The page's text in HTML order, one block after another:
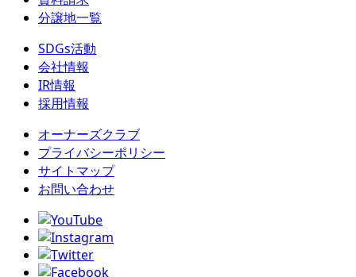
分譲地一覧
SDGs活動
会社情報
IR情報
採用情報
オーナーズクラブ
プライバシーポリシー
サイトマップ
お問い合わせ